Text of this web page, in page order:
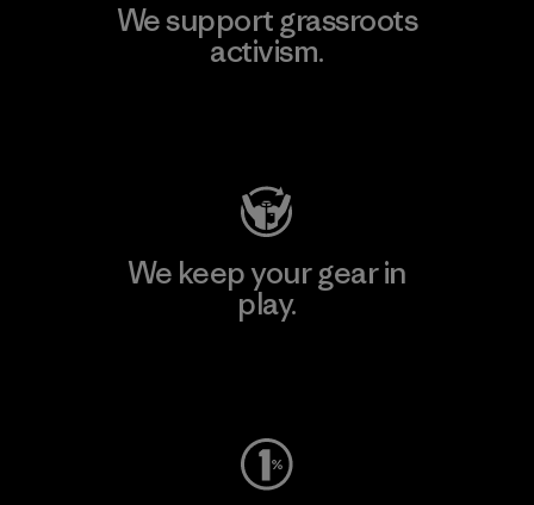
We support grassroots
activism.
We keep your gear in
play.